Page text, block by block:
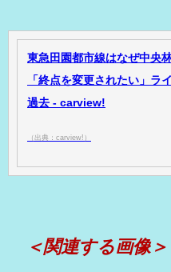
東急田園都市線はなぜ中央
「終点を変更されたい」ラ
過去 - carview!
（出典：carview!）
＜関連する画像＞